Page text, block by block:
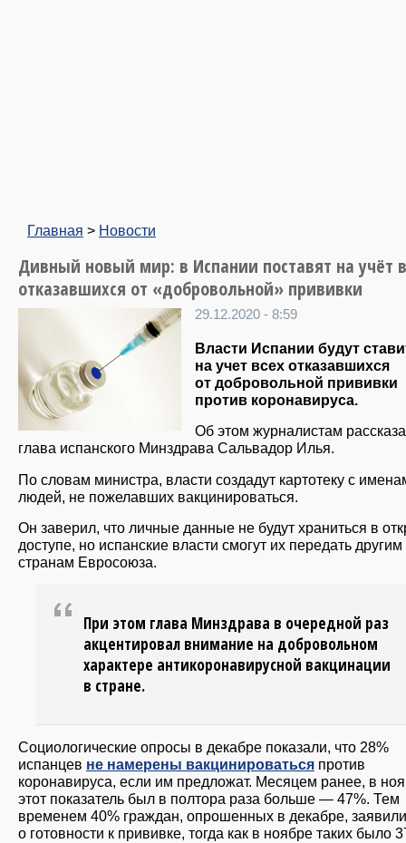
Главная > Новости
Дивный новый мир: в Испании поставят на учёт
отказавшихся от «добровольной» прививки
29.12.2020 - 8:59
Власти Испании будут
на учет всех отказавшихся
от добровольной прививки
против коронавируса.
Об этом журналистам
глава испанского Минздрава Сальвадор Илья.
По словам министра, власти создадут картотеку с
людей, не пожелавших вакцинироваться.
Он заверил, что личные данные не будут храниться в
доступе, но испанские власти смогут их передать другим
странам Евросоюза.
При этом глава Минздрава в очередной раз
акцентировал внимание на добровольном
характере антикоронавирусной вакцинации
в стране.
Социологические опросы в декабре показали, что 28%
испанцев не намерены вакцинироваться против
коронавируса, если им предложат. Месяцем ранее, в
этот показатель был в полтора раза больше — 47%. Тем
временем 40% граждан, опрошенных в декабре, заявили
о готовности к прививке, тогда как в ноябре таких было